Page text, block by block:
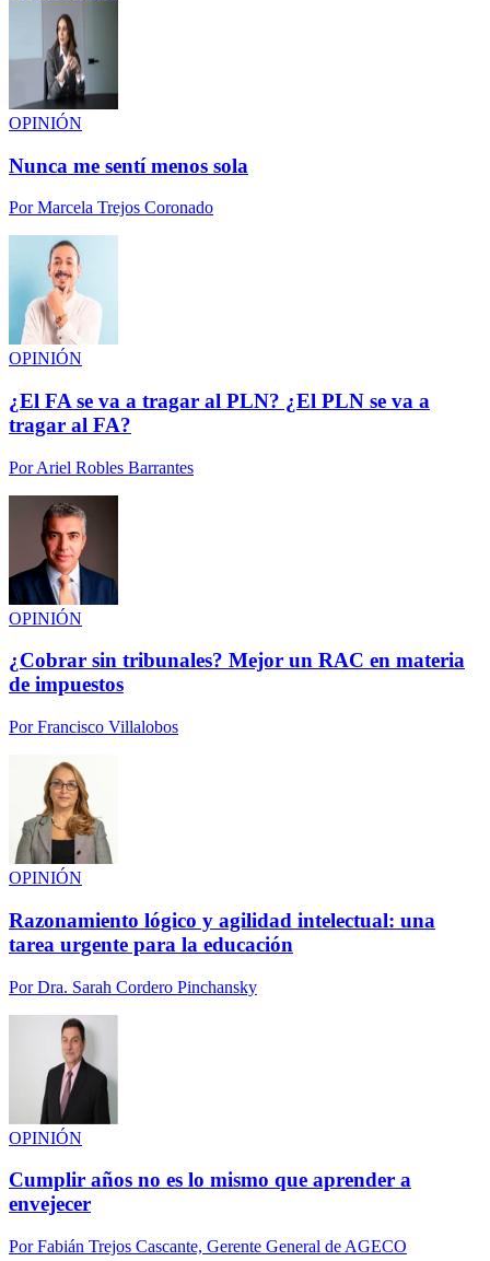
OPINIÓN
Nunca me sentí menos sola
PorMarcela Trejos Coronado
OPINIÓN
¿El FA se va a tragar al PLN? ¿El PLN se va a
tragar al FA?
PorAriel Robles Barrantes
OPINIÓN
¿Cobrar sin tribunales? Mejor un RAC en materia
de impuestos
PorFrancisco Villalobos
OPINIÓN
Razonamiento lógico y agilidad intelectual: una
tarea urgente para la educación
PorDra. Sarah Cordero Pinchansky
OPINIÓN
Cumplir años no es lo mismo que aprender a
envejecer
PorFabián Trejos Cascante, Gerente General de AGECO